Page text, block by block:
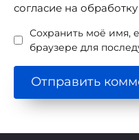
согласие на
Сохранить моё имя,
браузере для